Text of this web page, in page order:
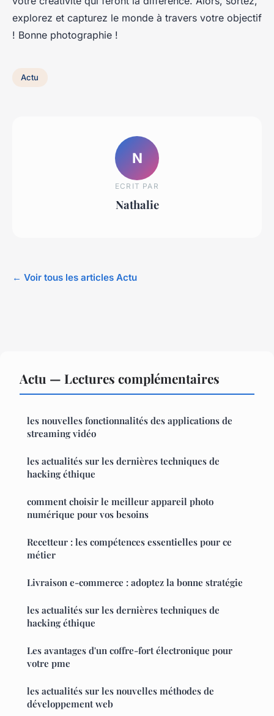
explorez et capturez le monde à travers votre objectif
! Bonne photographie !
Actu
N
ECRIT PAR
Nathalie
← Voir tous les articles Actu
Actu — Lectures complémentaires
les nouvelles fonctionnalités des applications de
streaming vidéo
les actualités sur les dernières techniques de
hacking éthique
comment choisir le meilleur appareil photo
numérique pour vos besoins
Recetteur : les compétences essentielles pour ce
métier
Livraison e-commerce : adoptez la bonne stratégie
les actualités sur les dernières techniques de
hacking éthique
Les avantages d'un coffre-fort électronique pour
votre pme
les actualités sur les nouvelles méthodes de
développement web